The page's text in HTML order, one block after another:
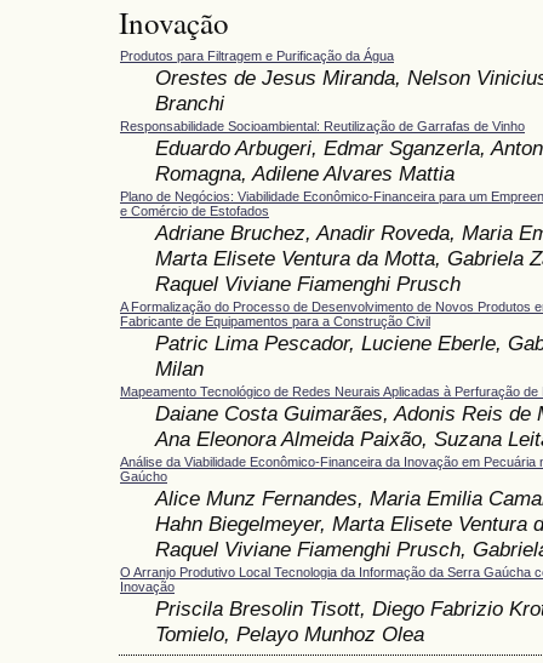
Inovação
Produtos para Filtragem e Purificação da Água
Orestes de Jesus Miranda, Nelson
Branchi
Responsabilidade Socioambiental: Reutilização de Garrafas de Vinho
Eduardo Arbugeri, Edmar Sganzerla,
Romagna, Adilene Alvares Mattia
Plano de Negócios: Viabilidade Econômico-Financeira para um
e Comércio de Estofados
Adriane Bruchez, Anadir Roveda, Maria
Marta Elisete Ventura da Motta, Gabriela
Raquel Viviane Fiamenghi Prusch
A Formalização do Processo de Desenvolvimento de Novos Produtos
Fabricante de Equipamentos para a Construção Civil
Patric Lima Pescador, Luciene Eberle,
Milan
Mapeamento Tecnológico de Redes Neurais Aplicadas à Perfuração
Daiane Costa Guimarães, Adonis Reis de
Ana Eleonora Almeida Paixão, Suzana
Análise da Viabilidade Econômico-Financeira da Inovação em Pecuária
Gaúcho
Alice Munz Fernandes, Maria Emilia
Hahn Biegelmeyer, Marta Elisete Ventura
Raquel Viviane Fiamenghi Prusch,
O Arranjo Produtivo Local Tecnologia da Informação da Serra Gaúcha
Inovação
Priscila Bresolin Tisott, Diego Fabrizio
Tomielo, Pelayo Munhoz Olea